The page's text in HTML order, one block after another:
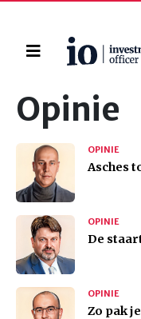
Home
Opinie
OPINIE
Asches
OPINIE
De
OPINIE
Zo pak